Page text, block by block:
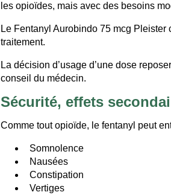
les opioïdes, mais avec des besoins
Le Fentanyl Aurobindo 75 mcg
traitement.
La décision d’usage d’une dose
conseil du médecin.
Sécurité, effets
Comme tout opioïde, le fentanyl peut
Somnolence
Nausées
Constipation
Vertiges